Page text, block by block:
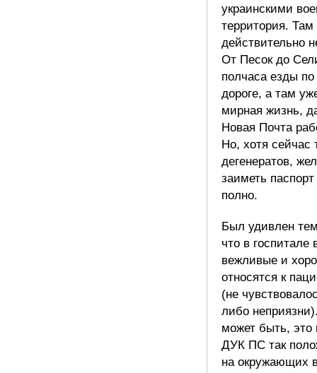
украинскими
территория.
действительно
От Песок до
полчаса езды по
дороге, а там
мирная жизнь,
Новая Почта
Но, хотя сейчас
дегенератов,
заиметь
полно.
Был удивлен
что в госпитале
вежливые и
относятся к
(не
либо
может быть, это
ДУК ПС так
на окружающих